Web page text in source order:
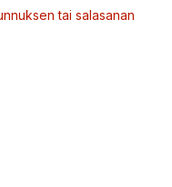
tai salasanan